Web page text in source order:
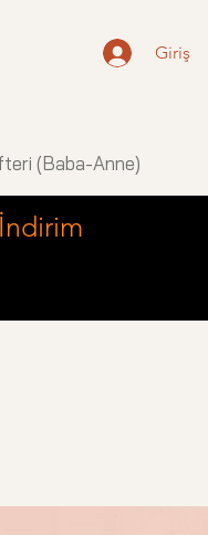
Giriş
(Baba-Anne)
İndirim